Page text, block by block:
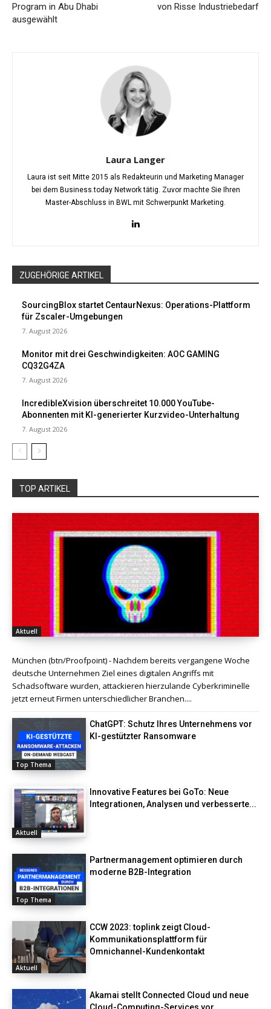
Program in Abu Dhabi
ausgewählt
von Risse Industriebedarf
Laura Langer
Laura ist seit Mitte 2015 als Redakteurin und Marketing Manager
bei dem Business.today Network tätig. Zuvor machte Sie Ihren
Master-Abschluss in BWL mit Schwerpunkt Marketing.
ZUGEHÖRIGE ARTIKEL
SourcingBlox startet CentaurNexus: Operations-Plattform
für Zscaler-Umgebungen
7. August 2026
Monitor mit drei Geschwindigkeiten: AOC GAMING
CQ32G4ZA
7. August 2026
IncredibleXvision überschreitet 10.000 YouTube-
Abonnenten mit KI-generierter Kurzvideo-Unterhaltung
7. August 2026
TOP ARTIKEL
Aktuell
München (btn/Proofpoint) - Nachdem bereits vergangene Woche
deutsche Unternehmen Ziel eines digitalen Angriffs mit
Schadsoftware wurden, attackieren hierzulande Cyberkriminelle
jetzt erneut Firmen unterschiedlicher Branchen....
Top Thema
ChatGPT: Schutz Ihres Unternehmens vor
KI-gestützter Ransomware
Aktuell
Innovative Features bei GoTo: Neue
Integrationen, Analysen und verbesserte...
Top Thema
Partnermanagement optimieren durch
moderne B2B-Integration
Aktuell
CCW 2023: toplink zeigt Cloud-
Kommunikationsplattform für
Omnichannel-Kundenkontakt
Akamai stellt Connected Cloud und neue